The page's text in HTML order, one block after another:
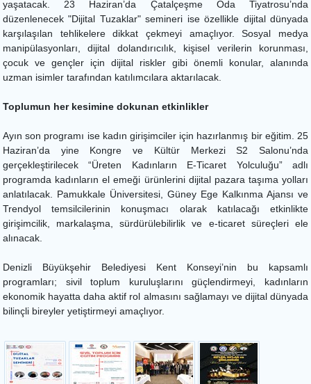
yaşatacak. 23 Haziran’da Çatalçeşme Oda Tiyatrosu’nda
düzenlenecek "Dijital Tuzaklar" semineri ise özellikle dijital dünyada
karşılaşılan tehlikelere dikkat çekmeyi amaçlıyor. Sosyal medya
manipülasyonları, dijital dolandırıcılık, kişisel verilerin korunması,
çocuk ve gençler için dijital riskler gibi önemli konular, alanında
uzman isimler tarafından katılımcılara aktarılacak.
Toplumun her kesimine dokunan etkinlikler
Ayın son programı ise kadın girişimciler için hazırlanmış bir eğitim. 25
Haziran’da yine Kongre ve Kültür Merkezi S2 Salonu’nda
gerçekleştirilecek “Üreten Kadınların E-Ticaret Yolculuğu” adlı
programda kadınların el emeği ürünlerini dijital pazara taşıma yolları
anlatılacak. Pamukkale Üniversitesi, Güney Ege Kalkınma Ajansı ve
Trendyol temsilcilerinin konuşmacı olarak katılacağı etkinlikte
girişimcilik, markalaşma, sürdürülebilirlik ve e-ticaret süreçleri ele
alınacak.
Denizli Büyükşehir Belediyesi Kent Konseyi’nin bu kapsamlı
programları; sivil toplum kuruluşlarını güçlendirmeyi, kadınların
ekonomik hayatta daha aktif rol almasını sağlamayı ve dijital dünyada
bilinçli bireyler yetiştirmeyi amaçlıyor.